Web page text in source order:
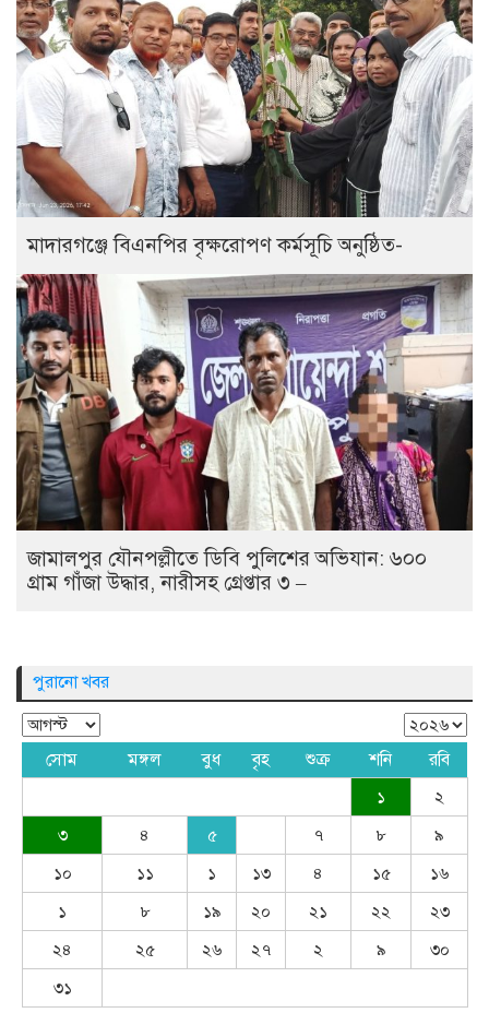
মাদারগঞ্জে বিএনপির বৃক্ষরোপণ কর্মসূচি অনুষ্ঠিত-
জামালপুর যৌনপল্লীতে ডিবি পুলিশের অভিযান: ৬০০
গ্রাম গাঁজা উদ্ধার, নারীসহ গ্রেপ্তার ৩ –
পুরানো খবর
সোম মঙ্গল বুধ বৃহ শুক্র শনি রবি
১
২
৩
৪ ৫ ৭ ৮
৯
১০
১১ ১ ১৩ ৪ ১৫
১৬
১
৮ ১৯ ২০ ২১ ২২
২৩
২৪
২৫ ২৬ ২৭ ২ ৯
৩০
৩১